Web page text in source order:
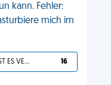
kann. Fehler:
mich im
DU HAST ES VERDIENT 16